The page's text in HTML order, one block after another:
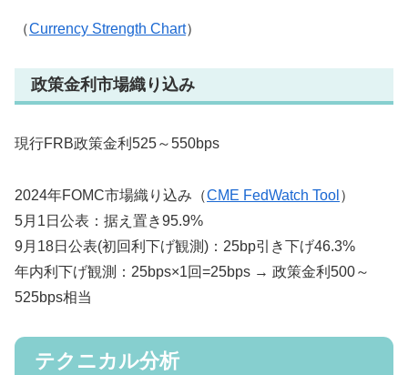
（Currency Strength Chart）
政策金利市場織り込み
現行FRB政策金利525～550bps
2024年FOMC市場織り込み（CME FedWatch Tool ）
5月1日公表：据え置き95.9%
9月18日公表(初回利下げ観測)：25bp引き下げ46.3%
年内利下げ観測：25bps×1回=25bps → 政策金利500～
525bps相当
テクニカル分析